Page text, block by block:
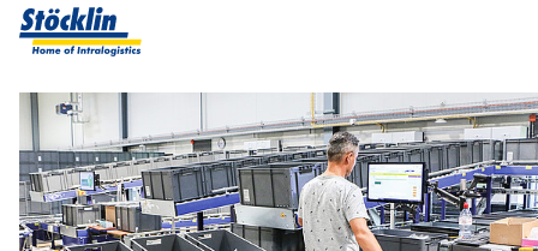
Show convenient version of this site
Don't show this message again